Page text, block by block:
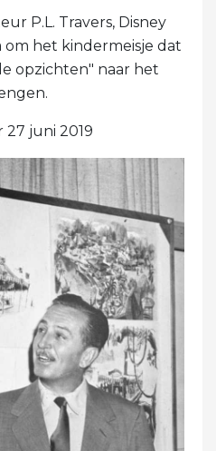
P.L. Travers, Disney
het kindermeisje dat
opzichten" naar het
juni 2019